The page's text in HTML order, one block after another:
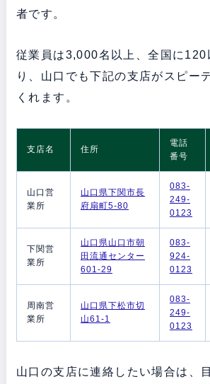
者です。
従業員は3,000名以上、全国に120
り、山口でも下記の支店がスピー
くれます。
支店名 住所
電話
番号
山口営
業所
山口県下関市長
府扇町5-80
083-
249-
0123
下関営
業所
山口県山口市朝
田流通センター
601-29
083-
924-
0123
周南営
業所
山口県下松市切
山61-1
083-
249-
0123
山口の支店に連絡したい場合は、